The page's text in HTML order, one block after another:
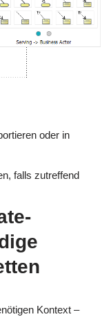
oder in
falls zutreffend
Kontext –